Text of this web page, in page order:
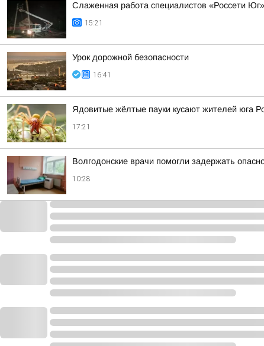
Слаженная работа специалистов «Россети
15:21
Урок дорожной безопасности
16:41
Ядовитые жёлтые пауки кусают жителей юга
17:21
Волгодонские врачи помогли задержать
10:28